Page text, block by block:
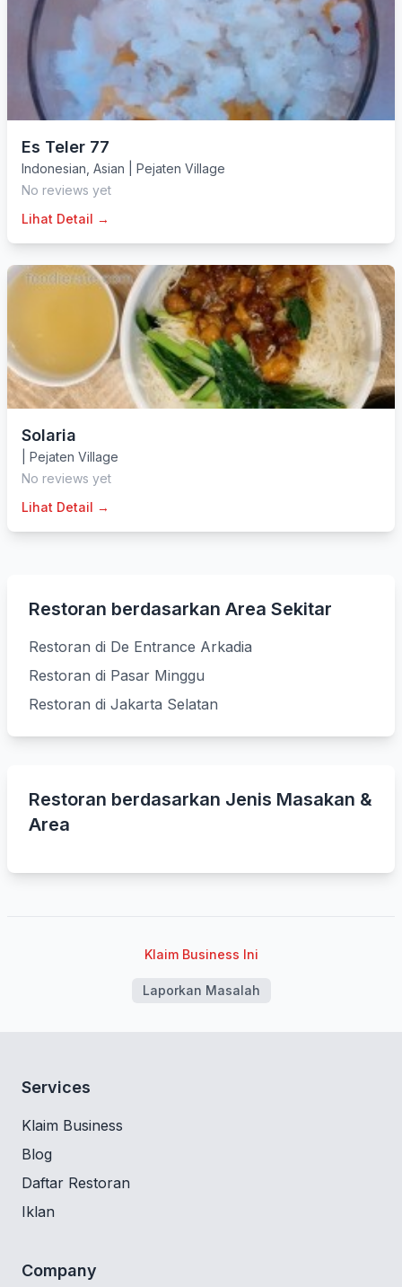
Es Teler 77
Indonesian Asian
Pejaten Village
No reviews yet
Lihat Detail →
Solaria
Pejaten Village
No reviews yet
Lihat Detail →
Restoran berdasarkan Area Sekitar
Restoran di De Entrance Arkadia
Restoran di Pasar Minggu
Restoran di Jakarta Selatan
Restoran berdasarkan Jenis Masakan &
Area
Klaim Business Ini
Laporkan Masalah
Services
Klaim Business
Blog
Daftar Restoran
Iklan
Company